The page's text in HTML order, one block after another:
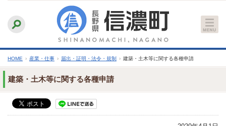
文
へ
ふりがなをつける
文字サイズ
縮小 標準 拡大
HOME › 産業・仕事 › 届出・証明・法令・規制 › 建築・土木等に関する各種申請
建築・土木等に関する各種申請